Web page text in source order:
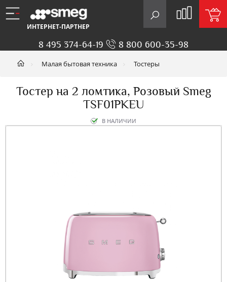
ИНТЕРНЕТ-ПАРТНЕР
8 495 374-64-19 8 800 600-35-98
Малая бытовая техника Тостеры
Тостер на 2 ломтика, Розовый Smeg
TSF01PKEU
В НАЛИЧИИ